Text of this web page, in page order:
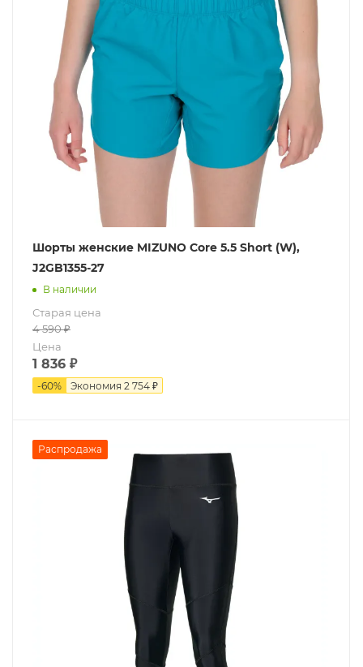
Шорты женские MIZUNO Core 5.5 Short (W),
J2GB1355-27
В наличии
Старая цена
4 590₽
Цена
1 836 ₽
-60% Экономия 2 754 ₽
Распродажа